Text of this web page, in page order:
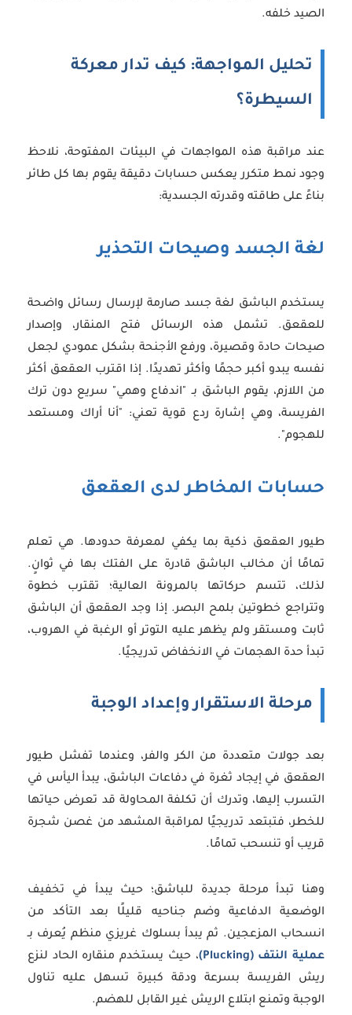
الصيد خلفه.
تحليل المواجهة: كيف تدار معركة
السيطرة؟
عند مراقبة هذه المواجهات في البيئات المفتوحة، نلاحظ
وجود نمط متكرر يعكس حسابات دقيقة يقوم بها كل طائر
بناءً على طاقته وقدرته الجسدية:
لغة الجسد وصيحات التحذير
يستخدم الباشق لغة جسد صارمة لإرسال رسائل واضحة
للعقعق. تشمل هذه الرسائل فتح المنقار، وإصدار
صيحات حادة وقصيرة، ورفع الأجنحة بشكل عمودي لجعل
نفسه يبدو أكبر حجمًا وأكثر تهديدًا. إذا اقترب العقعق أكثر
من اللازم، يقوم الباشق بـ "اندفاع وهمي" سريع دون ترك
الفريسة، وهي إشارة ردع قوية تعني: "أنا أراك ومستعد
للهجوم".
حسابات المخاطر لدى العقعق
طيور العقعق ذكية بما يكفي لمعرفة حدودها. هي تعلم
تمامًا أن مخالب الباشق قادرة على الفتك بها في ثوانٍ.
لذلك، تتسم حركاتها بالمرونة العالية؛ تقترب خطوة
وتتراجع خطوتين بلمح البصر. إذا وجد العقعق أن الباشق
ثابت ومستقر ولم يظهر عليه التوتر أو الرغبة في الهروب،
تبدأ حدة الهجمات في الانخفاض تدريجيًا.
مرحلة الاستقرار وإعداد الوجبة
بعد جولات متعددة من الكر والفر، وعندما تفشل طيور
العقعق في إيجاد ثغرة في دفاعات الباشق، يبدأ اليأس في
التسرب إليها، وتدرك أن تكلفة المحاولة قد تعرض حياتها
للخطر، فتبتعد تدريجيًا لمراقبة المشهد من غصن شجرة
قريب أو تنسحب تمامًا.
وهنا تبدأ مرحلة جديدة للباشق؛ حيث يبدأ في تخفيف
الوضعية الدفاعية وضم جناحيه قليلًا بعد التأكد من
انسحاب المزعجين. ثم يبدأ بسلوك غريزي منظم يُعرف بـ
عملية النتف (Plucking)
، حيث يستخدم منقاره الحاد لنزع
ريش الفريسة بسرعة ودقة كبيرة تسهل عليه تناول
الوجبة وتمنع ابتلاع الريش غير القابل للهضم.